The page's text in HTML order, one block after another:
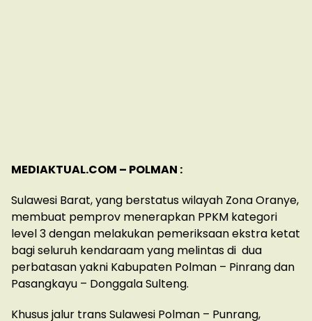
MEDIAKTUAL.COM – POLMAN :
Sulawesi Barat, yang berstatus wilayah Zona Oranye,
membuat pemprov menerapkan PPKM kategori
level 3 dengan melakukan pemeriksaan ekstra ketat
bagi seluruh kendaraam yang melintas di dua
perbatasan yakni Kabupaten Polman – Pinrang dan
Pasangkayu – Donggala Sulteng.
Khusus jalur trans Sulawesi Polman – Punrang,